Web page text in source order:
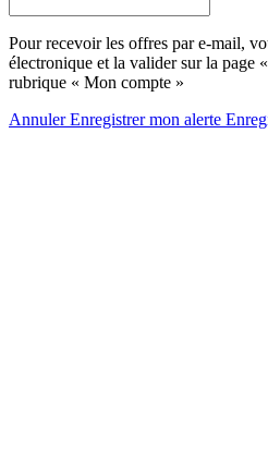
Pour recevoir les offres par e-mail,
électronique et la valider sur la page «
rubrique « Mon compte »
AnnulerEnregistrer mon alerte